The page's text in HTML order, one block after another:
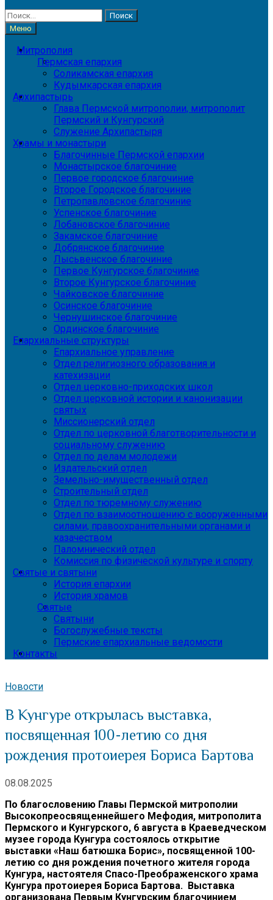
Найти:
Меню
Митрополия
Пермская епархия
Соликамская епархия
Кудымкарская епархия
Архипастырь
Глава Пермской митрополии, митрополит
Пермский и Кунгурский
Служение Архипастыря
Храмы и монастыри
Благочинные Пермской епархии
Монастырское благочиние
Первое городское благочиние
Второе Городское благочиние
Петропавловское благочиние
Успенское благочиние
Лобановское благочиние
Закамское благочиние
Добрянское благочиние
Лысьвенское благочиние
Первое Кунгурское благочиние
Второе Кунгурское благочиние
Чайковское благочиние
Осинское благочиние
Чернушинское благочиние
Ординское благочиние
Епархиальные структуры
Епархиальное управление
Отдел религиозного образования и
катехизации
Отдел церковно-приходских школ
Отдел церковной истории и канонизации
святых
Миссионерский отдел
Отдел по церковной благотворительности и
социальному служению
Отдел по делам молодежи
Издательский отдел
Земельно-имущественный отдел
Строительный отдел
Отдел по тюремному служению
Отдел по взаимоотношению с вооруженными
силами, правоохранительными органами и
казачеством
Паломнический отдел
Комиссия по физической культуре и спорту
Святые и святыни
История епархии
История храмов
Святые
Святыни
Богослужебные тексты
Пермские епархиальные ведомости
Контакты
Новости
В Кунгуре открылась выставка,
посвященная 100-летию со дня
рождения протоиерея Бориса Бартова
08.08.2025
По благословению Главы Пермской митрополии
Высокопреосвященнейшего Мефодия, митрополита
Пермского и Кунгурского, 6 августа в Краеведческом
музее города Кунгура состоялось открытие
выставки «Наш батюшка Борис», посвященной 100-
летию со дня рождения почетного жителя города
Кунгура, настоятеля Спасо-Преображенского храма
Кунгура протоиерея Бориса Бартова. Выставка
организована Первым Кунгурским благочинием